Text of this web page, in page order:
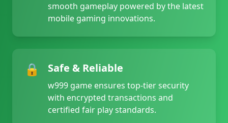
29/06/2026 لودھ*** نے جیک پاٹ جیتا 690,000 PKR 🚀
29/06/2026 را*** کو ریبیٹ ملا 1,900 PKR 🔄
29/06/2026 صد*** کو بونس ملا 3,600 PKR 🎉
smooth gameplay powered by the latest
mobile gaming innovations.
🔒 Safe & Reliable
w999 game ensures top-tier security
with encrypted transactions and
certified fair play standards.